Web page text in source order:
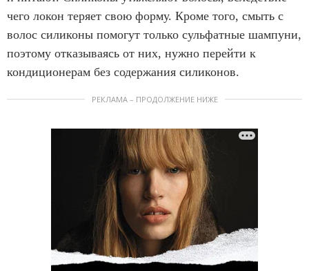
чего локон теряет свою форму. Кроме того, смыть с
волос силиконы помогут только сульфатные шампуни,
поэтому отказываясь от них, нужно перейти к
кондиционерам без содержания силиконов.
РЕКЛАМА – ПРОДОЛЖЕНИЕ НИЖЕ